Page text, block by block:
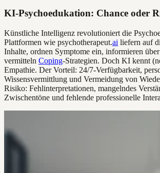
KI-Psychoedukation: Chance oder
Künstliche Intelligenz revolutioniert die
Plattformen wie psychotherapeut.ai liefern auf
Inhalte, ordnen Symptome ein, informieren
vermitteln Coping-Strategien. Doch KI kennt
Empathie. Der Vorteil: 24/7-Verfügbarkeit,
Wissensvermittlung und Vermeidung von
Risiko: Fehlinterpretationen, mangelndes
Zwischentöne und fehlende professionelle